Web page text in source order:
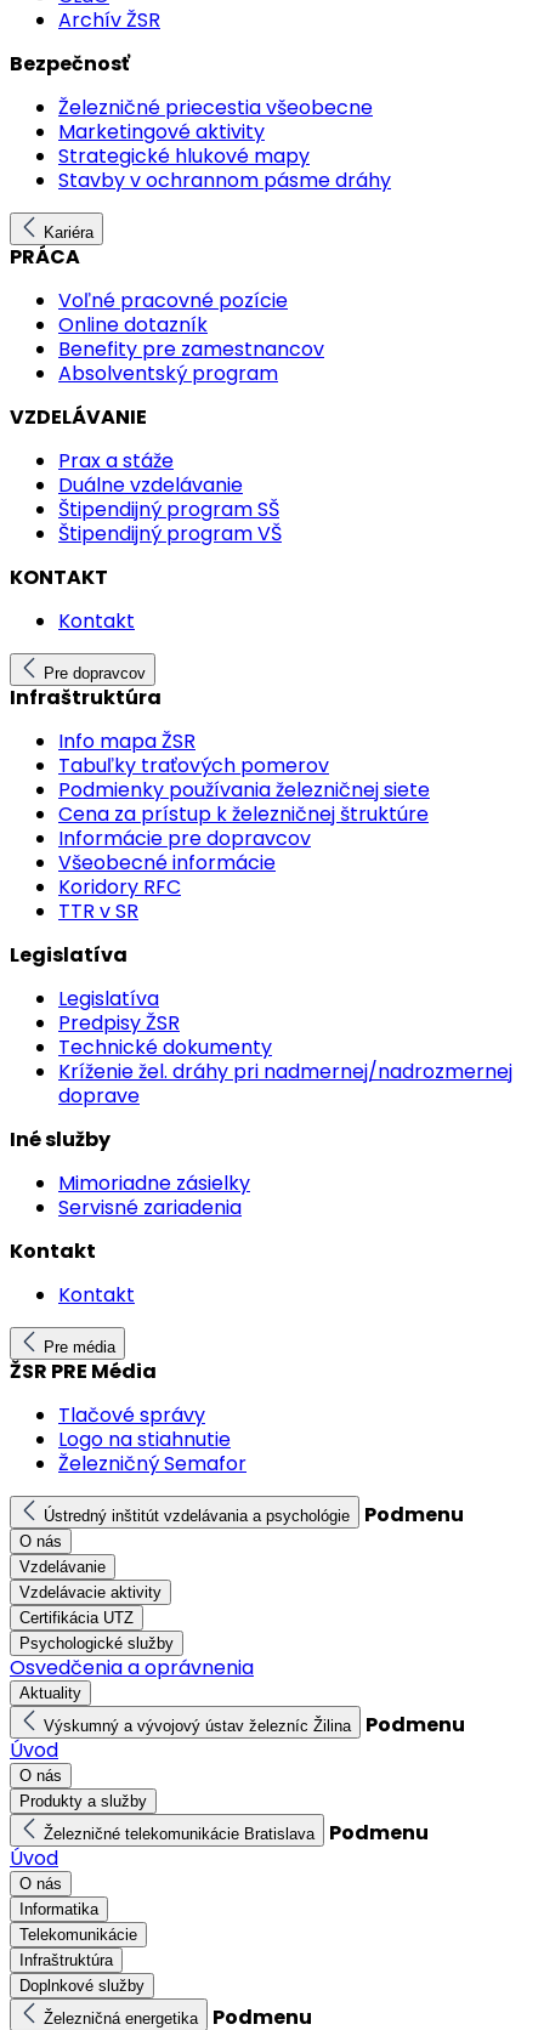
Archív ŽSR
Bezpečnosť
Železničné priecestia všeobecne
Marketingové aktivity
Strategické hlukové mapy
Stavby v ochrannom pásme dráhy
Kariéra
PRÁCA
Voľné pracovné pozície
Online dotazník
Benefity pre zamestnancov
Absolventský program
VZDELÁVANIE
Prax a stáže
Duálne vzdelávanie
Štipendijný program SŠ
Štipendijný program VŠ
KONTAKT
Kontakt
Pre dopravcov
Infraštruktúra
Info mapa ŽSR
Tabuľky traťových pomerov
Podmienky používania železničnej siete
Cena za prístup k železničnej štruktúre
Informácie pre dopravcov
Všeobecné informácie
Koridory RFC
TTR v SR
Legislatíva
Legislatíva
Predpisy ŽSR
Technické dokumenty
Kríženie žel. dráhy pri nadmernej/nadrozmernej
doprave
Iné služby
Mimoriadne zásielky
Servisné zariadenia
Kontakt
Kontakt
Pre média
ŽSR PRE Média
Tlačové správy
Logo na stiahnutie
Železničný Semafor
Ústredný inštitút vzdelávania a psychológie Podmenu
O nás
Vzdelávanie
Vzdelávacie aktivity
Certifikácia UTZ
Psychologické služby
Osvedčenia a oprávnenia
Aktuality
Výskumný a vývojový ústav železníc Žilina
Podmenu
Úvod
O nás
Produkty a služby
Železničné telekomunikácie Bratislava
Podmenu
Úvod
O nás
Informatika
Telekomunikácie
Infraštruktúra
Doplnkové služby
Železničná energetika
Podmenu